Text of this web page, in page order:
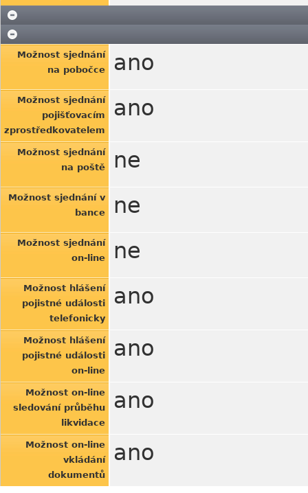
Možnost sjednání
na pobočce
ano
Možnost sjednání
pojišťovacím
zprostředkovatelem
ano
Možnost sjednání
na poště
ne
Možnost sjednání v
bance
ne
Možnost sjednání
on-line
ne
Možnost hlášení
pojistné události
telefonicky
ano
Možnost hlášení
pojistné události
on-line
ano
Možnost on-line
sledování průběhu
likvidace
ano
Možnost on-line
vkládání
dokumentů
ano